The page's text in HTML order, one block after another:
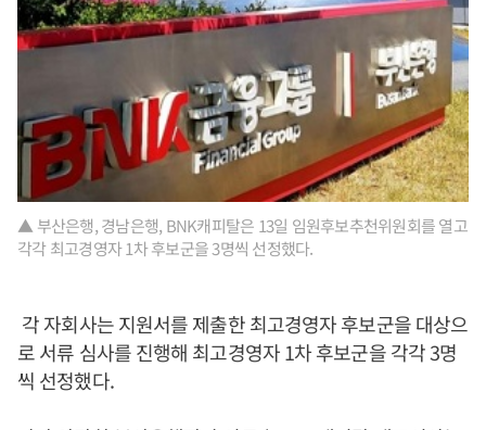
▲ 부산은행, 경남은행, BNK캐피탈은 13일 임원후보추천위원회를 열고
각각 최고경영자 1차 후보군을 3명씩 선정했다.
각 자회사는 지원서를 제출한 최고경영자 후보군을 대상으
로 서류 심사를 진행해 최고경영자 1차 후보군을 각각 3명
씩 선정했다.